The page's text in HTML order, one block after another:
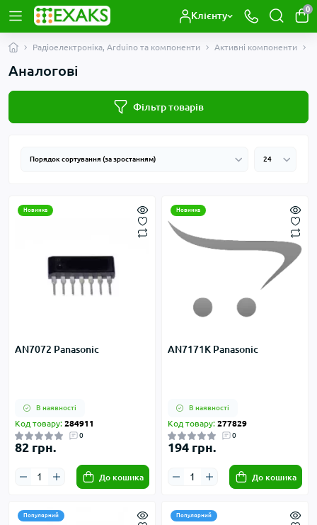
Клієнту
0
Радіоелектроніка, Arduino та компоненти Активні компоненти
Аналогові
Фільтр товарів
Новинка
AN7072 Panasonic
В наявності
Код товару: 284911
0
82 грн.
До кошика
Новинка
AN7171K Panasonic
В наявності
Код товару: 277829
0
194 грн.
До кошика
Популярний Популярний